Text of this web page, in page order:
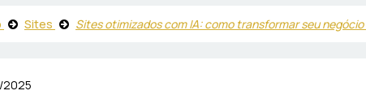
Sites Sites otimizados com IA: como transformar seu